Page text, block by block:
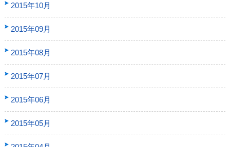
2015年10月
2015年09月
2015年08月
2015年07月
2015年06月
2015年05月